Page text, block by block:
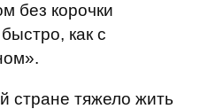
без корочки
как с
стране тяжело жить